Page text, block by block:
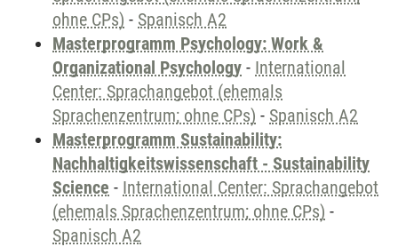
ohne CPs) - Spanisch A2
Masterprogramm Psychology: Work &
Organizational Psychology - International
Center: Sprachangebot (ehemals
Sprachenzentrum; ohne CPs) - Spanisch A2
Masterprogramm Sustainability:
Nachhaltigkeitswissenschaft - Sustainability
Science - International Center: Sprachangebot
(ehemals Sprachenzentrum; ohne CPs) -
Spanisch A2